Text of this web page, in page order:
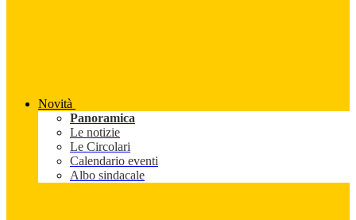
Novità
Panoramica
Le notizie
Le Circolari
Calendario eventi
Albo sindacale